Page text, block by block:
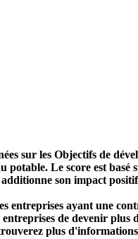
sur les Objectifs de
Le score est
son impact
entreprises ayant une
de devenir plus
plus